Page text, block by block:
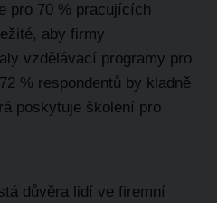
pro 70 % pracujících
aby firmy
vzdělávací programy pro
% respondentů by kladně
poskytuje školení pro
důvěra lidí ve firemní